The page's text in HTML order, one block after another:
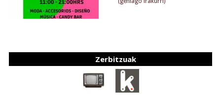
Zerbitzuak